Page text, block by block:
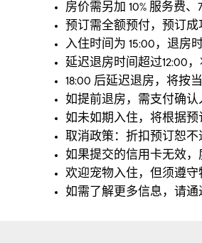
房价需另加 10% 服务费、
预订需全额预付，预订
入住时间为 15:00，退房时
延迟退房时间超过12:00
18:00 后延迟退房，将按
如提前退房，需支付确
如未如期入住，将根据
取消政策：折扣预订恕不
如果提交的信用卡无效
欢迎宠物入住，但须遵
如需了解更多信息，请通